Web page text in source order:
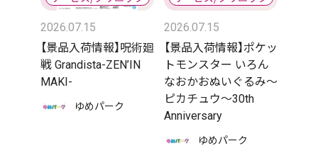
2026.07.15
【景品入荷情報】呪術廻
戦 Grandista-ZEN’IN
MAKI-
ゆめパーク
2026.07.15
【景品入荷情報】ポケッ
トモンスター いろん
なおかおぬいぐるみ～
ピカチュウ～30th
Anniversary
ゆめパーク